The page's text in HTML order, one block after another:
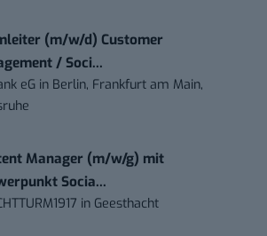
(m/w/d) Customer
/ Soci...
eG in Berlin, Frankfurt am Main,
Manager (m/w/g) mit
Socia...
in Geesthacht